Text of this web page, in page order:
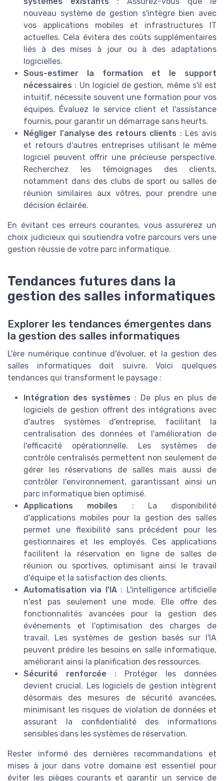
nouveau système de gestion s'intègre bien avec
vos applications mobiles et infrastructures IT
actuelles. Cela évitera des coûts supplémentaires
liés à des mises à jour ou à des adaptations
logicielles.
Sous-estimer la formation et le support
nécessaires : Un logiciel de gestion, même s'il est
intuitif, nécessite souvent une formation pour vos
équipes. Évaluez le service client et l'assistance
fournis, pour garantir un démarrage sans heurts.
Négliger l'analyse des retours clients : Les avis
et retours d'autres entreprises utilisant le même
logiciel peuvent offrir une précieuse perspective.
Recherchez les témoignages des clients,
notamment dans des clubs de sport ou salles de
réunion similaires aux vôtres, pour prendre une
décision éclairée.
En évitant ces erreurs courantes, vous assurerez un
choix judicieux qui soutiendra votre parcours vers une
gestion réussie de votre parc informatique.
Tendances futures dans la
gestion des salles informatiques
Explorer les tendances émergentes dans
la gestion des salles informatiques
L'ère numérique continue d'évoluer, et la gestion des
salles informatiques doit suivre. Voici quelques
tendances qui transforment le paysage :
Intégration des systèmes : De plus en plus de
logiciels de gestion offrent des intégrations avec
d'autres systèmes d'entreprise, facilitant la
centralisation des données et l'amélioration de
l'efficacité opérationnelle. Les systèmes de
contrôle centralisés permettent non seulement de
gérer les réservations de salles mais aussi de
contrôler l'environnement, garantissant ainsi un
parc informatique bien optimisé.
Applications mobiles : La disponibilité
d'applications mobiles pour la gestion des salles
permet une flexibilité sans précédent pour les
gestionnaires et les employés. Ces applications
facilitent la réservation en ligne de salles de
réunion ou sportives, optimisant ainsi le travail
d'équipe et la satisfaction des clients.
Automatisation via l'IA: L'intelligence artificielle
n'est pas seulement une mode. Elle offre des
fonctionnalités avancées pour la gestion des
événements et l'optimisation des charges de
travail. Les systèmes de gestion basés sur l'IA
peuvent prédire les besoins en salle informatique,
améliorant ainsi la planification des ressources.
Sécurité renforcée : Protéger les données
devient crucial. Les logiciels de gestion intègrent
désormais des mesures de sécurité avancées,
minimisant les risques de violation de données et
assurant la confidentialité des informations
sensibles dans les systèmes de réservation.
Rester informé des dernières recommandations et
mises à jour dans votre domaine est essentiel pour
éviter les pièges courants et garantir un service de